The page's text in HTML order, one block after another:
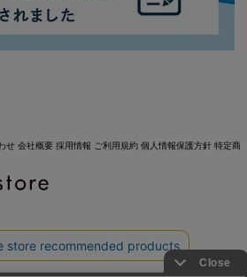
せ 会社概要 採用情報 ご利用規約 個人情報保護方針 特定商
BIGI. Co.,Ltd. All Rights Reserved.